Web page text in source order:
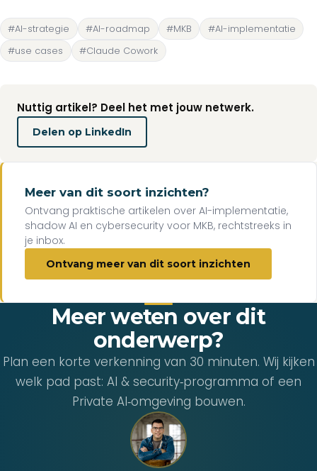
#AI-strategie #AI-roadmap #MKB
#AI-implementatie
#use cases
#Claude Cowork
Nuttig artikel? Deel het met jouw netwerk.
Delen op LinkedIn
Meer van dit soort inzichten?
Ontvang praktische artikelen over AI-implementatie,
shadow AI en cybersecurity voor MKB, rechtstreeks in
je inbox.
Ontvang meer van dit soort inzichten
Meer weten over dit
onderwerp?
Plan een korte verkenning van 30 minuten. Wij kijken
welk pad past: AI & security‑programma of een
Private AI‑omgeving bouwen.